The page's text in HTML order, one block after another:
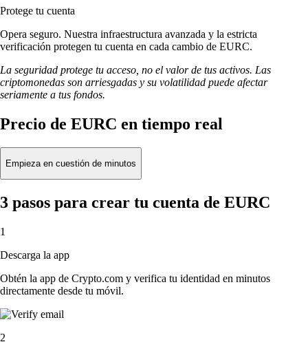
Protege tu cuenta
Opera seguro. Nuestra infraestructura avanzada y la estricta
verificación protegen tu cuenta en cada cambio de EURC.
La seguridad protege tu acceso, no el valor de tus activos. Las
criptomonedas son arriesgadas y su volatilidad puede afectar
seriamente a tus fondos.
Precio de EURC en tiempo real
Empieza en cuestión de minutos
3 pasos para crear tu cuenta de EURC
1
Descarga la app
Obtén la app de Crypto.com y verifica tu identidad en minutos
directamente desde tu móvil.
2